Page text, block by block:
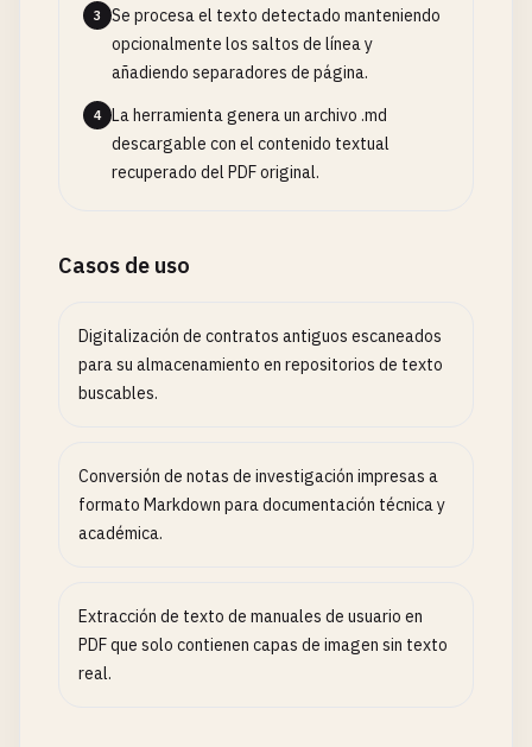
3
Se procesa el texto detectado manteniendo
opcionalmente los saltos de línea y
añadiendo separadores de página.
4
La herramienta genera un archivo .md
descargable con el contenido textual
recuperado del PDF original.
Casos de uso
Digitalización de contratos antiguos escaneados
para su almacenamiento en repositorios de texto
buscables.
Conversión de notas de investigación impresas a
formato Markdown para documentación técnica y
académica.
Extracción de texto de manuales de usuario en
PDF que solo contienen capas de imagen sin texto
real.